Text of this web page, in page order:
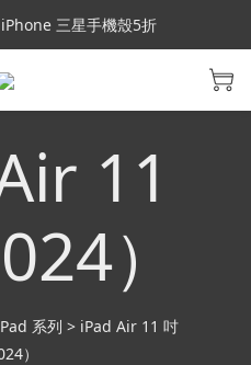
機殼5折、行動電源66折
三星手機殼5折
機殼5折、行動電源66折
11
）
系列 > iPad Air 11 吋
）